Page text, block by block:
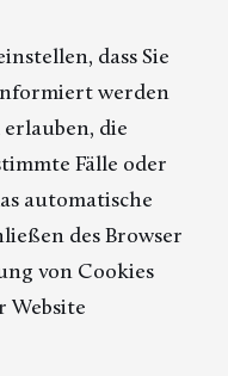
dass Sie
werden
die
Fälle oder
automatische
des Browser
von Cookies
Website